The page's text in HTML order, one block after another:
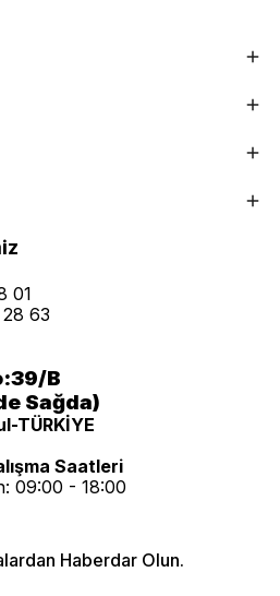
01
28 63
B
Sağda)
TÜRKİYE
Saatleri
09:00 - 18:00
Haberdar Olun.